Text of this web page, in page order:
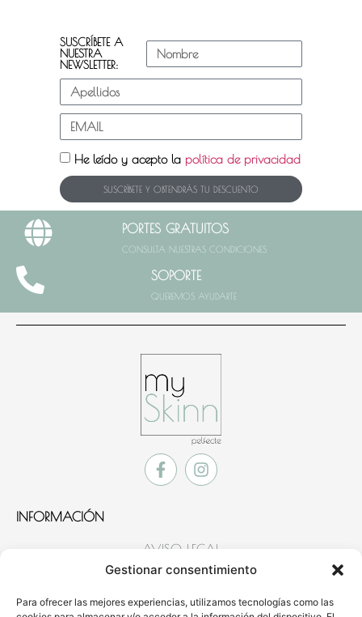
Gestionar consentimiento
Para ofrecer las mejores experiencias, utilizamos tecnologías como las
SUSCRÍBETE A
NUESTRA
NEWSLETTER:
He leído y acepto la política de privacidad
SUSCRÍBETE Y OBTENDRÁS TU DESCUENTO
PORTES GRATUITOS
CONSULTA NUESTRAS CONDICIONES
SOPORTE
QUEREMOS AYUDARTE
INFORMACIÓN
AVISO LEGAL
POLÍTICA DE COOKIES